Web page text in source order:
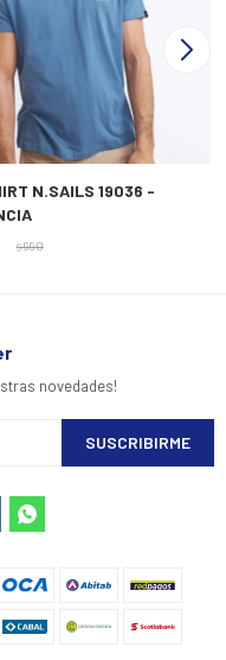
N.SAILS 19036 -
$ 990
novedades!
SUSCRIBIRME
